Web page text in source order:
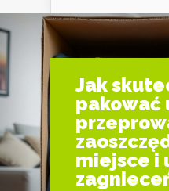
Jak
pakować
miejsce i